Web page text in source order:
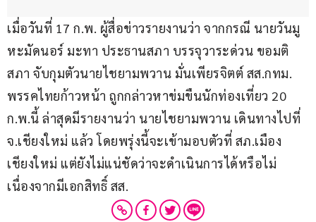
เมื่อวันที่ 17 ก.พ. ผู้สื่อข่าวรายงานว่า จากกรณี นายวันมู
หะมัดนอร์ มะทา ประธานสภา บรรจุวาระด่วน ขอมติ
สภา จับกุมตัวนายไชยามพวาน มั่นเพียรจิตต์ สส.กทม.
พรรคไทยก้าวหน้า ถูกกล่าวหาข่มขืนนักท่องเที่ยว 20
ก.พ.นี้ ล่าสุดมีรายงานว่า นายไชยามพวาน เดินทางไปที่
จ.เชียงใหม่ แล้ว โดยพรุ่งนี้จะเข้ามอบตัวที่ สภ.เมือง
เชียงใหม่ แต่ยังไม่แน่ชัดว่าจะดำเนินการได้หรือไม่
เนื่องจากมีเอกสิทธิ์ สส.